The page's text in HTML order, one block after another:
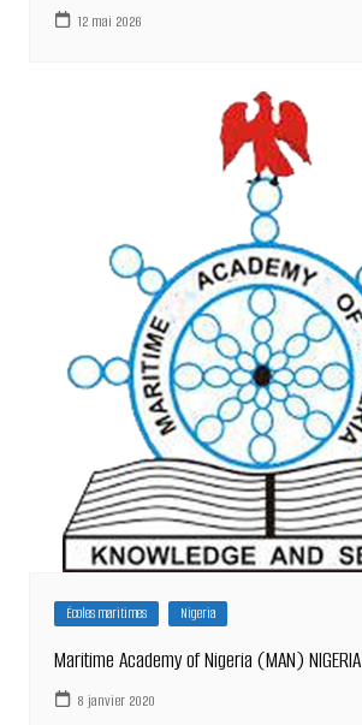
12 mai 2026
Écoles maritimes Nigeria
Maritime Academy of Nigeria (MAN) NIGERIA
8 janvier 2020